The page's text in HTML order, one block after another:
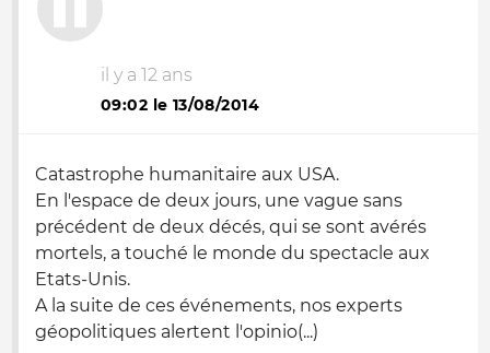
il y a 12 ans
09:02 le 13/08/2014
Catastrophe humanitaire aux USA.
En l'espace de deux jours, une vague sans
précédent de deux décés, qui se sont avérés
mortels, a touché le monde du spectacle aux
Etats-Unis.
A la suite de ces événements, nos experts
géopolitiques alertent l'opinio(...)